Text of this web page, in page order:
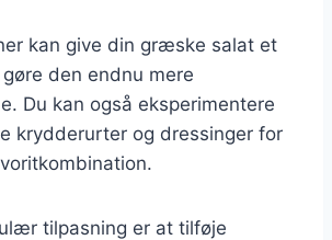
kan give din græske salat et
den endnu mere
Du kan også eksperimentere
krydderurter og dressinger for
tilpasning er at tilføje